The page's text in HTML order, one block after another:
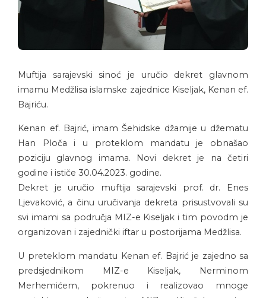
Muftija sarajevski sinoć je uručio dekret glavnom
imamu Medžlisa islamske zajednice Kiseljak, Kenan ef.
Bajriću.
Kenan ef. Bajrić, imam Šehidske džamije u džematu
Han Ploča i u proteklom mandatu je obnašao
poziciju glavnog imama. Novi dekret je na četiri
godine i ističe 30.04.2023. godine.
Dekret je uručio muftija sarajevski prof. dr. Enes
Ljevaković, a činu uručivanja dekreta prisustvovali su
svi imami sa područja MIZ-e Kiseljak i tim povodm je
organizovan i zajednički iftar u postorijama Medžlisa.
U preteklom mandatu Kenan ef. Bajrić je zajedno sa
predsjednikom MIZ-e Kiseljak, Nerminom
Merhemićem, pokrenuo i realizovao mnoge